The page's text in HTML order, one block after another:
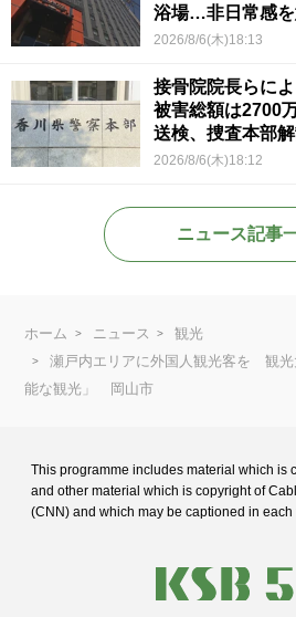
浴場…非日常感
2026/8/6(木)18:13
接骨院院長らに
被害総額は2700
送検、捜査本部
2026/8/6(木)18:12
ニュース記事
ホーム ニュース
観光
瀬戸内エリアに外国人観光客を 観光
能な観光」 岡山市
This programme includes material which is
and other material which is copyright of
(CNN) and which may be captioned in each